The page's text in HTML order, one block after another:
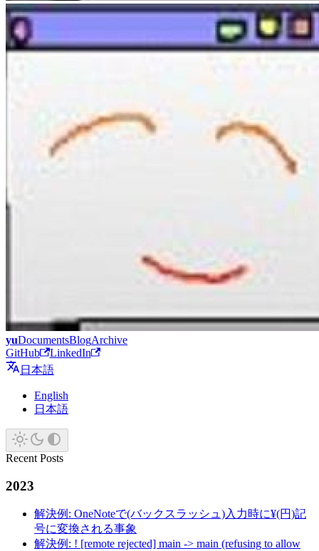
yuDocumentsBlogArchive
GitHub
LinkedIn
日本語
English
日本語
Recent Posts
2023
解決例: OneNoteで(バックスラッシュ)入力時に¥(円)記
号に変換される事象
解決例: ! [remote rejected] main -> main (refusing to allow